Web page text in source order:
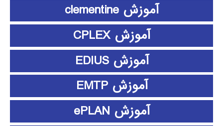
آموزش clementine
آموزش CPLEX
آموزش EDIUS
آموزش EMTP
آموزش ePLAN